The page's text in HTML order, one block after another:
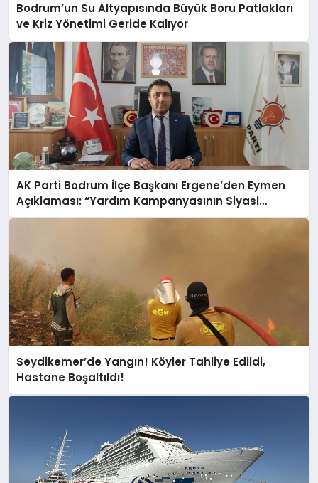
Bodrum’un Su Altyapısında Büyük Boru Patlakları
ve Kriz Yönetimi Geride Kalıyor
AK Parti Bodrum İlçe Başkanı Ergene’den Eymen
Açıklaması: “Yardım Kampanyasının Siyasi
Malzeme Yapılmasını Kınıyorum”
Seydikemer’de Yangın! Köyler Tahliye Edildi,
Hastane Boşaltıldı!